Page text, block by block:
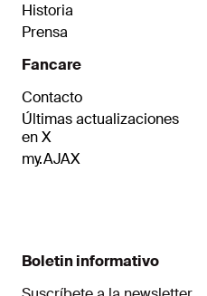
Historia
Prensa
Fancare
Contacto
Últimas actualizaciones
en X
my.AJAX
Boletin informativo